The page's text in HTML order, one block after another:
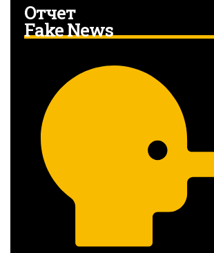
Отчет
Fake News